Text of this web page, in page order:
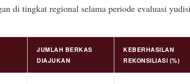
di tingkat regional selama periode evaluasi
JUMLAH BERKAS
DIAJUKAN
KEBERHASILAN
REKONSILIASI (%)